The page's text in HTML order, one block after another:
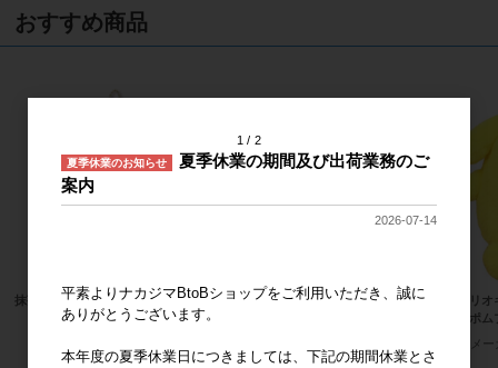
おすすめ商品
抹茶着物 ハローキティ MC
メーカー希望小売価格
2,000円
ハローキティ MCコレクション スタ
サンリ
ポムポ
メ
1 2
夏季休業のお知らせ
夏季休業の期間及び出荷業務のご
案内
2026-07-14
平素よりナカジマBtoBショップをご利用いただき、誠に
ありがとうございます。
本年度の夏季休業日につきましては、下記の期間休業とさ